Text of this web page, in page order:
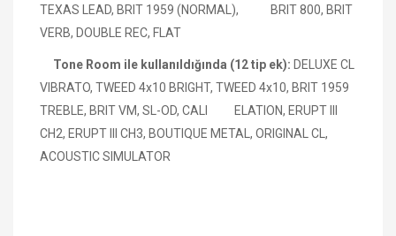
TEXAS LEAD, BRIT 1959 (NORMAL), BRIT 800, BRIT
VERB, DOUBLE REC, FLAT
Tone Room ile kullanıldığında (12 tip ek): DELUXE CL
VIBRATO, TWEED 4x10 BRIGHT, TWEED 4x10, BRIT 1959
TREBLE, BRIT VM, SL-OD, CALI ELATION, ERUPT III
CH2, ERUPT III CH3, BOUTIQUE METAL, ORIGINAL CL,
ACOUSTIC SIMULATOR